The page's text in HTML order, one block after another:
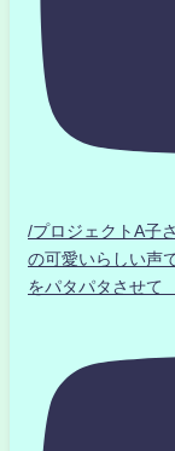
/プロジェクトA
の可愛いらしい声
をパタパタさせて